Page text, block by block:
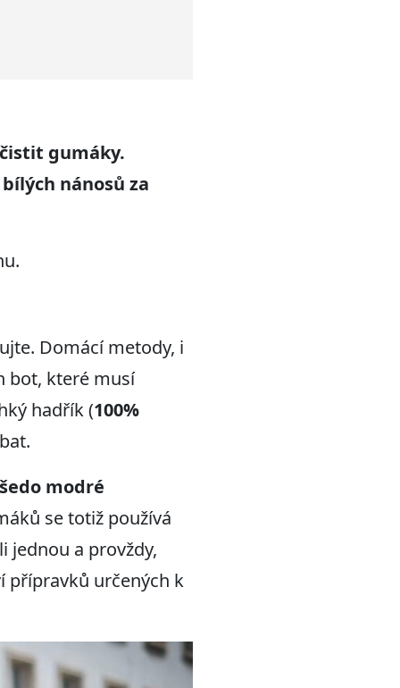
gumáky.
nánosů za
Domácí metody, i
bot, které musí
hadřík (100%
modré
se totiž používá
jednou a provždy,
přípravků určených k